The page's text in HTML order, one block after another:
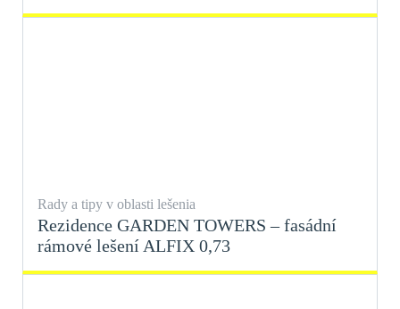
Rady a tipy v oblasti lešenia
Rezidence GARDEN TOWERS – fasádní
rámové lešení ALFIX 0,73